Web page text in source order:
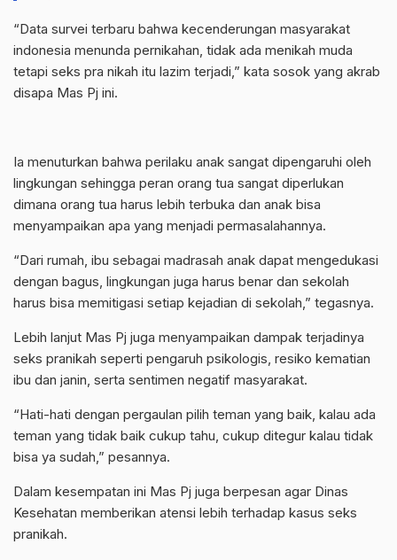
“Data survei terbaru bahwa kecenderungan masyarakat
indonesia menunda pernikahan, tidak ada menikah muda
tetapi seks pra nikah itu lazim terjadi,” kata sosok yang akrab
disapa Mas Pj ini.
Ia menuturkan bahwa perilaku anak sangat dipengaruhi oleh
lingkungan sehingga peran orang tua sangat diperlukan
dimana orang tua harus lebih terbuka dan anak bisa
menyampaikan apa yang menjadi permasalahannya.
“Dari rumah, ibu sebagai madrasah anak dapat mengedukasi
dengan bagus, lingkungan juga harus benar dan sekolah
harus bisa memitigasi setiap kejadian di sekolah,” tegasnya.
Lebih lanjut Mas Pj juga menyampaikan dampak terjadinya
seks pranikah seperti pengaruh psikologis, resiko kematian
ibu dan janin, serta sentimen negatif masyarakat.
“Hati-hati dengan pergaulan pilih teman yang baik, kalau ada
teman yang tidak baik cukup tahu, cukup ditegur kalau tidak
bisa ya sudah,” pesannya.
Dalam kesempatan ini Mas Pj juga berpesan agar Dinas
Kesehatan memberikan atensi lebih terhadap kasus seks
pranikah.